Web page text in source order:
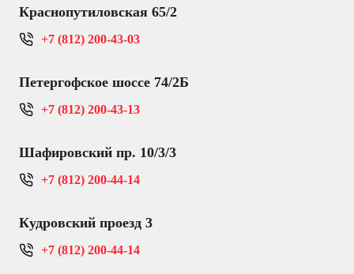
Краснопутиловская 65/2
+7 (812) 200-43-03
Петергофское шоссе 74/2Б
+7 (812) 200-43-13
Шафировский пр. 10/3/3
+7 (812) 200-44-14
Кудровский проезд 3
+7 (812) 200-44-14